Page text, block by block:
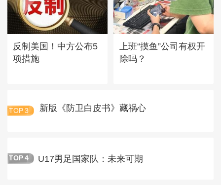
反制美国！中方公布5
项措施
上班“摸鱼”公司有权开
除吗？
TOP 3 新版《防卫白皮书》藏祸心
TOP 4 U17男足国家队：未来可期